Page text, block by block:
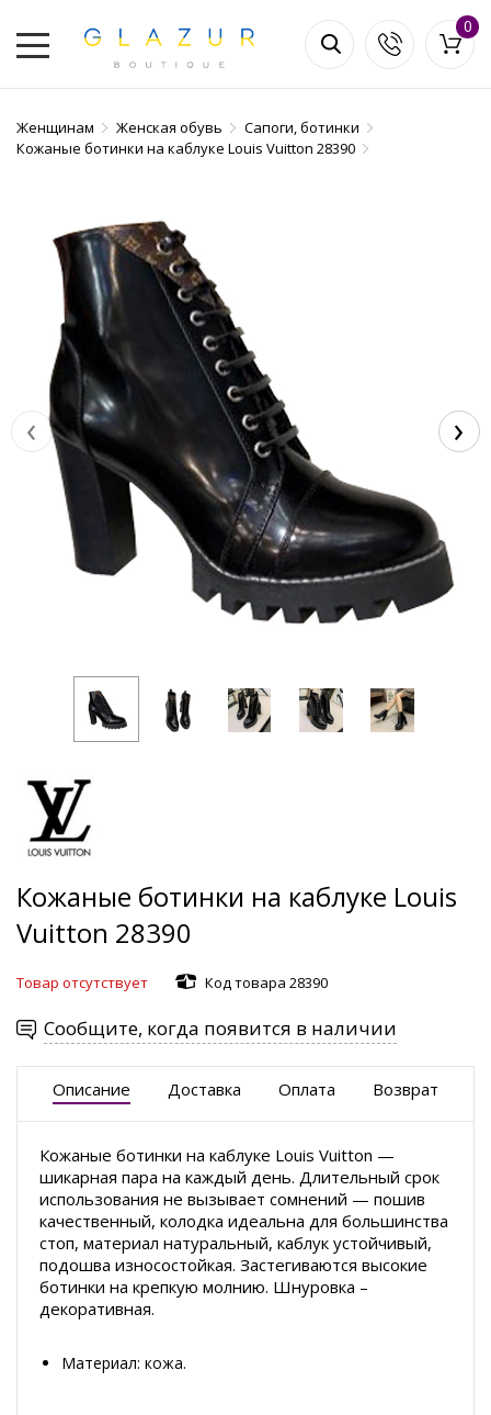
0
Женщинам Женская обувь
Сапоги, ботинки
Кожаные ботинки на каблуке Louis Vuitton 28390
‹ ›
Кожаные ботинки на каблуке Louis
Vuitton 28390
Товар отсутствует Код товара 28390
Сообщите, когда появится в наличии
Описание Доставка Оплата Возврат
Кожаные ботинки на каблуке Louis Vuitton —
шикарная пара на каждый день. Длительный срок
использования не вызывает сомнений — пошив
качественный, колодка идеальна для большинства
стоп, материал натуральный, каблук устойчивый,
подошва износостойкая. Застегиваются высокие
ботинки на крепкую молнию. Шнуровка –
декоративная.
Материал: кожа.